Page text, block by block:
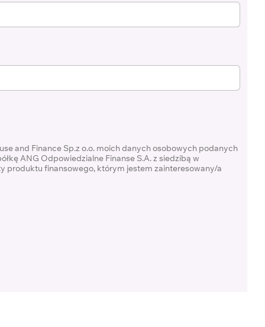
and Finance Sp.z o.o. moich danych osobowych podanych
ANG Odpowiedzialne Finanse S.A. z siedzibą w
produktu finansowego, którym jestem zainteresowany/a